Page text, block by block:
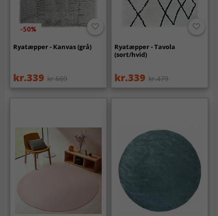
-50%
Ryatæpper - Kanvas (grå)
kr.339 kr.669
Ryatæpper - Tavola
(sort/hvid)
kr.339 kr.479